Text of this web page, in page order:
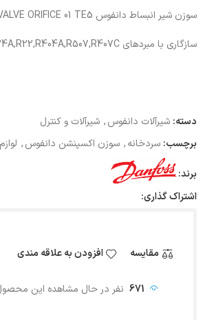
سوزن شیر انبساط دانفوس EXPANSION VALVE ORIFICE 01 TE5
سازگاری با مبردهای R134A,R22,R404A,R507,R407C
دسته: شیرآلات دانفوس, شیرآلات و کنترل
برچسب: سردخانه, سوزن اکسپنشن دانفوس,
برند:
اشتراک گذاری:
مقایسه افزودن به علاقه مندی
671 نفر در حال مشاهده این